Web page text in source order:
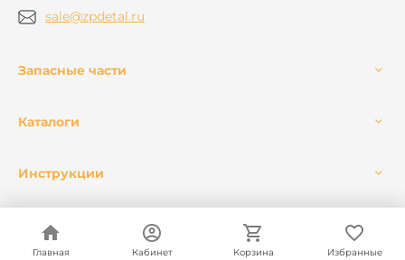
Главная Кабинет Корзина Избранные
Главная Кабинет Корзина Избранные
sale@zpdetal.ru
Запасные части
Каталоги
Инструкции